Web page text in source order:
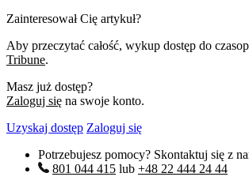
Zainteresował Cię artykuł?
Aby przeczytać całość, wykup dostęp do
Tribune.
Masz już dostęp?
Zaloguj się na swoje konto.
Uzyskaj dostęp Zaloguj się
Potrzebujesz pomocy? Skontaktuj się z
801 044 415 lub +48 22 444 24 44